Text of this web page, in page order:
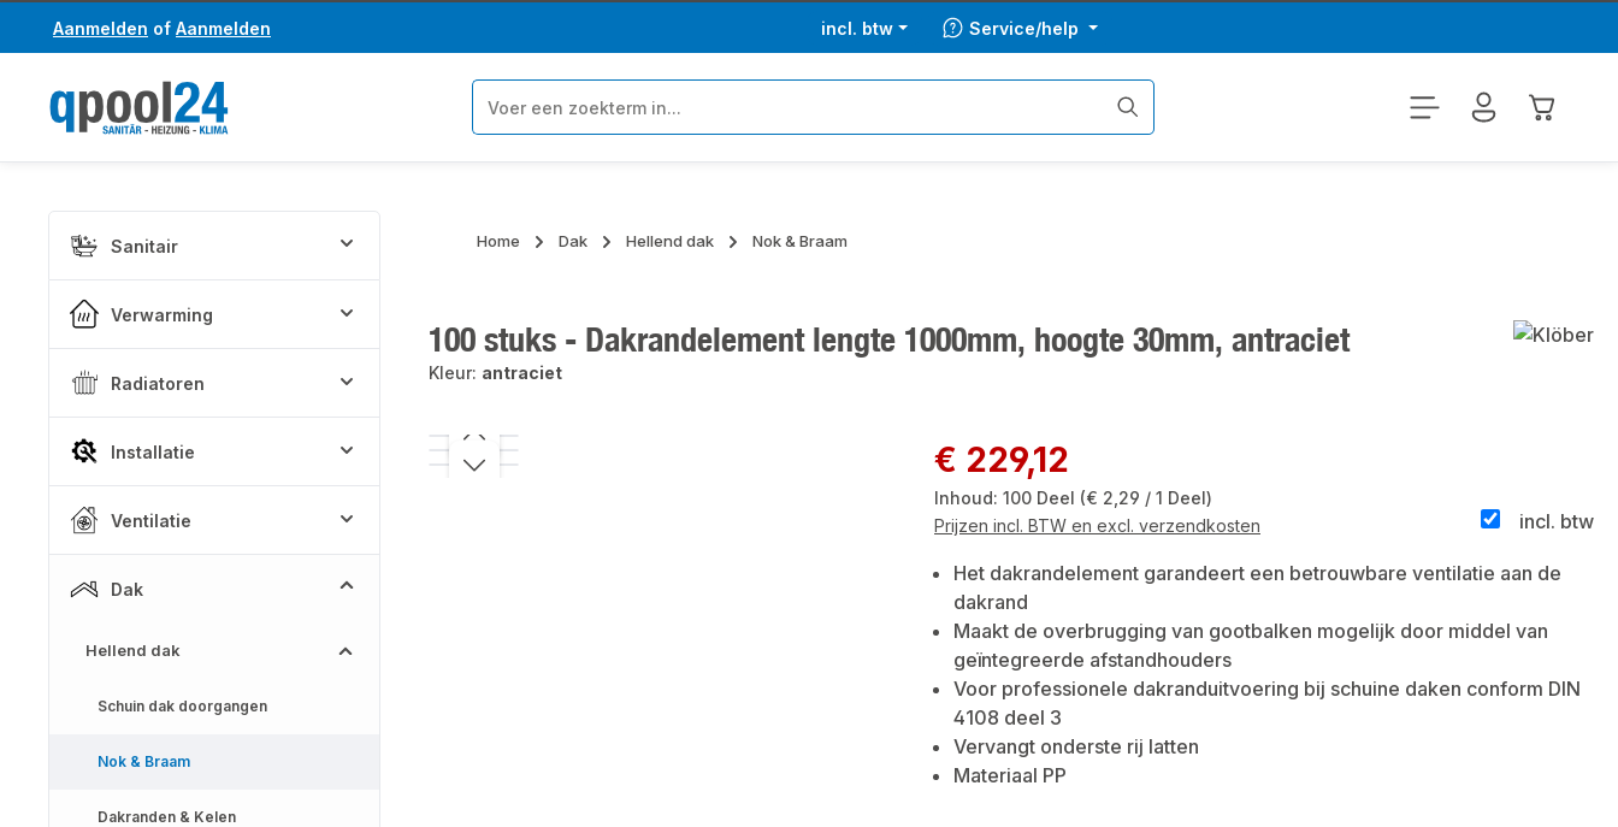
naar de hoofdinhoud
Ga naar de zoekopdracht
Aanmelden of Aanmelden incl. btw Service/help
Sanitair
Verwarming
Radiatoren
Installatie
Ventilatie
Dak
Hellend dak
Schuin dak doorgangen
Nok & Braam
Dakranden & Kelen
Home Dak Hellend dak Nok & Braam
100 stuks - Dakrandelement lengte 1000mm, hoogte 30mm, antraciet
Kleur: antraciet
Afbeeldingengalerij overslaan Normale prijs:
€ 229,12
Inhoud: 100 Deel (€ 2,29 / 1 Deel)
incl. btw
Prijzen incl. BTW en excl. verzendkosten
Het dakrandelement garandeert een betrouwbare ventilatie aan de
dakrand
Maakt de overbrugging van gootbalken mogelijk door middel van
geïntegreerde afstandhouders
Voor professionele dakranduitvoering bij schuine daken conform DIN
4108 deel 3
Vervangt onderste rij latten
Materiaal PP